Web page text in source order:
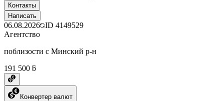
Контакты
Написать
06.08.2026 ID 4149529
Агентство
поблизости с Минский р-н
191 500 ƃ
Конвертер валют